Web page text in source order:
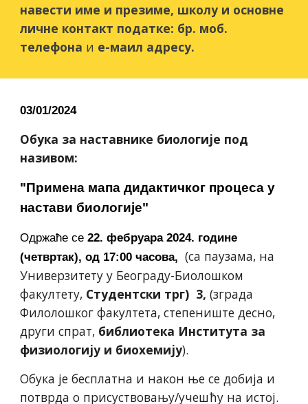
навести име и презиме, школу и основне
личне контакт податке: бр. моб.
телефона и е-маил адресу.
03/01/2024
Обука за наставнике биологије под
називом:
"Примена мапа дидактичког процеса у
настави биологије"
Одржаће се 22. фебруара 2024. године
(четвртак), од 17:00 часова, (са паузама, на
Универзитету у Београду-Биолошком
факултету, Студентски трг) 3, (зграда
Филолошког факултета, степениште десно,
други спрат, библиотека Института за
физиологију и биохемију).
Обука је бесплатна и након ње се добија и
потврда о присуствовању/учешћу на истој.